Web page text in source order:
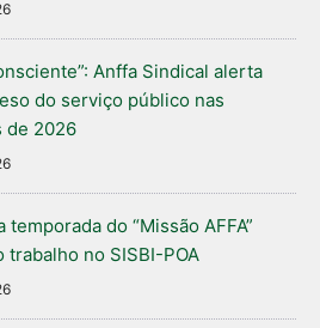
Anffa Sindical alerta
do serviço público nas
de 2026
temporada do “Missão AFFA”
trabalho no SISBI-POA